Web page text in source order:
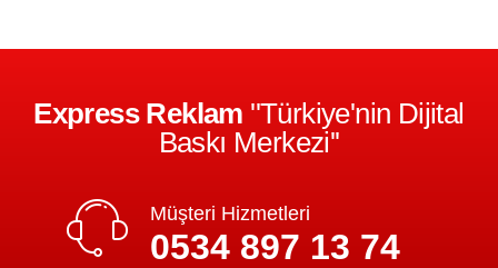
Express Reklam ''Türkiye'nin Dijital
Baskı Merkezi''
Müşteri Hizmetleri
0534 897 13 74